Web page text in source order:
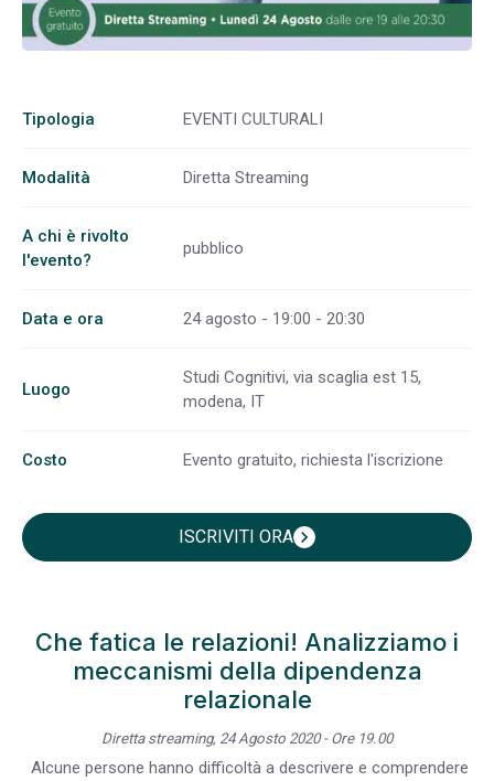
Tipologia EVENTI CULTURALI
Modalità Diretta Streaming
A chi è rivolto
l'evento?
pubblico
Data e ora 24 agosto - 19:00 - 20:30
Luogo
Studi Cognitivi, via scaglia est 15,
modena, IT
Costo Evento gratuito, richiesta l'iscrizione
ISCRIVITI ORAchevron_right
Che fatica le relazioni! Analizziamo i
meccanismi della dipendenza
relazionale
Diretta streaming, 24 Agosto 2020 - Ore 19.00
Alcune persone hanno difficoltà a descrivere e comprendere